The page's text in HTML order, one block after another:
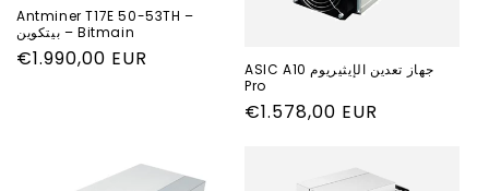
Antminer T17E 50-53TH –
بيتكوين – Bitmain
السعر
€1.990,00 EUR
جهاز تعدين الإيثيريوم ASIC A10
Pro
السعر
€1.578,00 EUR